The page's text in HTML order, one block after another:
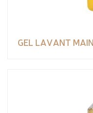
GEL LAVANT